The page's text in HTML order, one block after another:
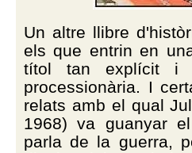
Un altre llibre
els que entrin en
títol tan explícit i
processionària. I
relats amb el qual
1968) va guanyar
parla de la guerra,